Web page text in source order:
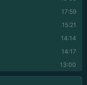
17:59
15:21
14:14
14:17
13:00